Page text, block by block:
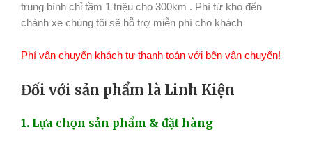
trung bình chỉ tầm 1 triệu cho 300km . Phí từ kho đến
chành xe chúng tôi sẽ hỗ trợ miễn phí cho khách
Phí vận chuyển khách tự thanh toán với bên vận chuyển!
Đối với sản phẩm là Linh Kiện
1. Lựa chọn sản phẩm & đặt hàng